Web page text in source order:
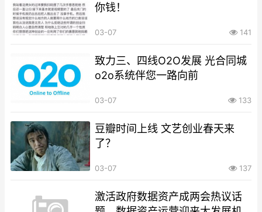
你钱！
03-07 141
致力三、四线O2O发展 光合同城
o2o系统伴您一路向前
03-07 133
豆瓣时间上线 文艺创业春天来
了？
03-07 137
激活政府数据资产成两会热议话